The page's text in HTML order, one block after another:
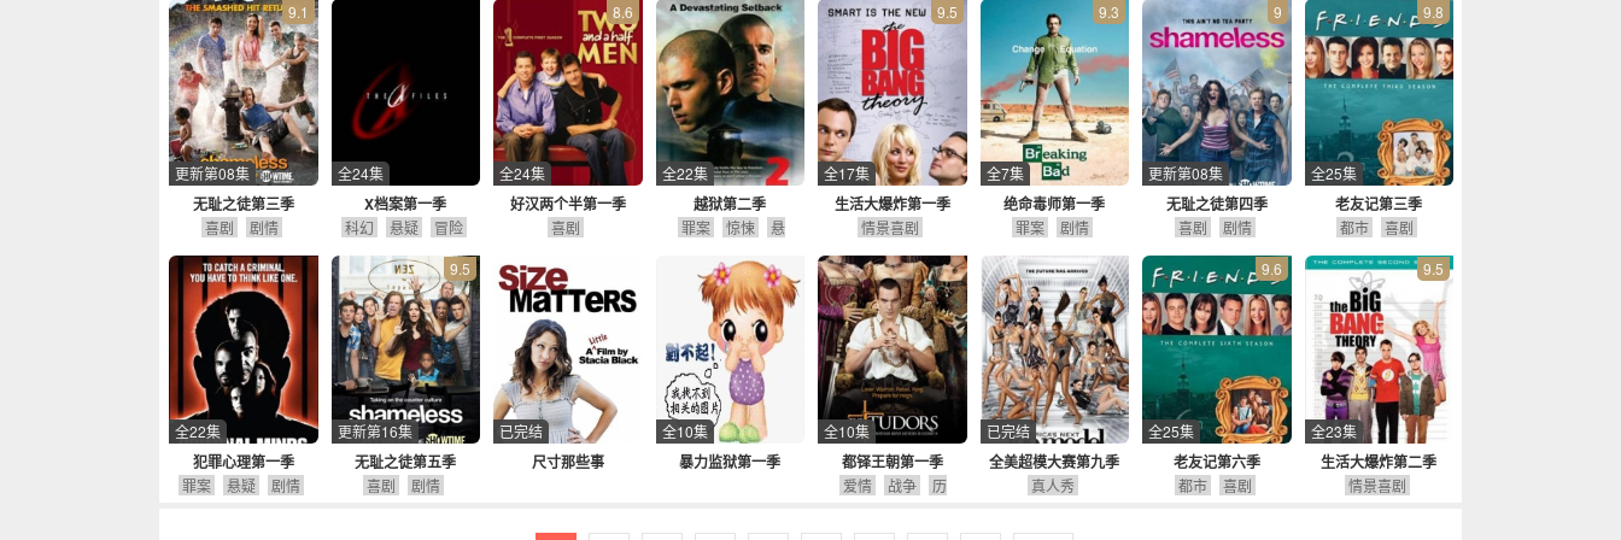
无耻之徒第三季
9.1
更新第08集
喜剧 剧情
X档案第一季
全24集
科幻 悬疑 冒险
好汉两个半第一季
8.6
全24集
喜剧
越狱第二季
全22集
罪案 惊悚
悬
生活大爆炸第一季
9.5
全17集
情景喜剧
绝命毒师第一季
9.3
全7集
罪案 剧情
无耻之徒第四季
9
更新第08集
喜剧 剧情
老友记第三季
9.8
全25集
都市 喜剧
犯罪心理第一季
全22集
罪案 悬疑 剧情
无耻之徒第五季
9.5
更新第16集
喜剧 剧情
尺寸那些事
已完结
暴力监狱第一季
全10集
都铎王朝第一季
全10集
爱情 战争
历
全美超模大赛第九季
已完结
真人秀
老友记第六季
9.6
全25集
都市 喜剧
生活大爆炸第二季
9.5
全23集
情景喜剧